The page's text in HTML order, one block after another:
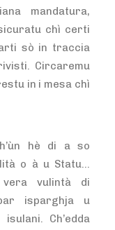
mandatura,
chì certi
sò in traccia
Circaremu
in i mesa chì
hè di a so
o à u Statu…
vera vulintà di
isparghja u
Ch’edda